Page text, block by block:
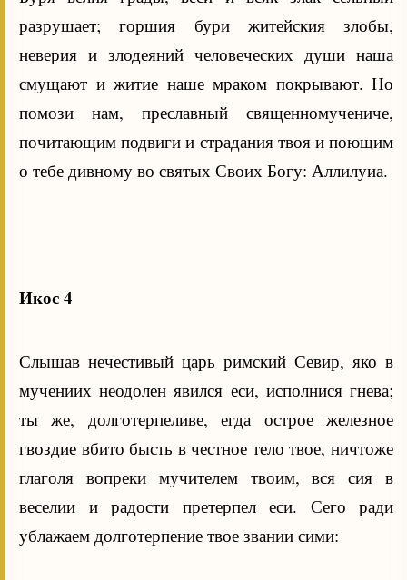
разрушает; горшия бури житейския злобы,
неверия и злодеяний человеческих души наша
смущают и житие наше мраком покрывают. Но
помози нам, преславный священномучениче,
почитающим подвиги и страдания твоя и поющим
о тебе дивному во святых Своих Богу: Аллилуиа.
Икос 4
Слышав нечестивый царь римский Севир, яко в
мучениих неодолен явился еси, исполнися гнева;
ты же, долготерпеливе, егда острое железное
гвоздие вбито бысть в честное тело твое, ничтоже
глаголя вопреки мучителем твоим, вся сия в
веселии и радости претерпел еси. Сего ради
ублажаем долготерпение твое звании сими: